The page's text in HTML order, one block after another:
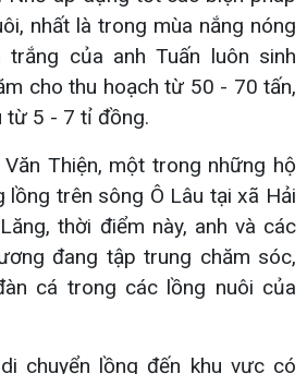
nhất là trong mùa nắng nóng
trắng của anh Tuấn luôn sinh
cho thu hoạch từ 50 - 70 tấn,
từ 5 - 7 tỉ đồng.
Thiện, một trong những hộ
lồng trên sông Ô Lâu tại xã Hải
thời điểm này, anh và các
đang tập trung chăm sóc,
cá trong các lồng nuôi của
chuyển lồng đến khu vực có